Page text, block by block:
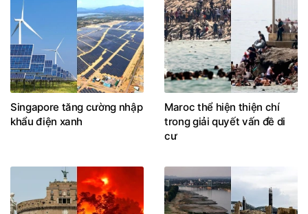
Singapore tăng cường nhập
khẩu điện xanh
Maroc thể hiện thiện chí
trong giải quyết vấn đề di
cư